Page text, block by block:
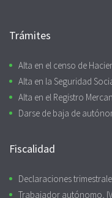
Trámites
Alta en el censo de
Alta en la Seguridad
Alta en el Registro
Darse de baja de
Fiscalidad
Declaraciones
Trabajador autónomo,